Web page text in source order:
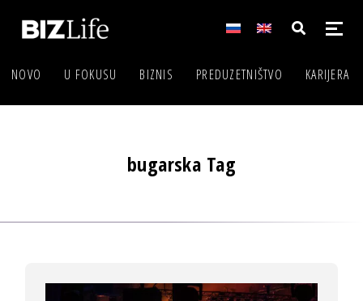
NOVO U FOKUSU BIZNIS PREDUZETNIŠTVO KARIJERA
bugarska Tag